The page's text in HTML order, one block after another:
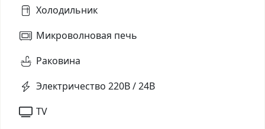
Холодильник
Микроволновая печь
Раковина
Электричество 220В / 24В
TV